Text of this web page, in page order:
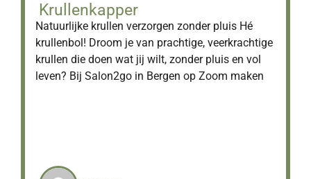
Krullenkapper
Natuurlijke krullen verzorgen zonder pluis Hé
krullenbol! Droom je van prachtige, veerkrachtige
krullen die doen wat jij wilt, zonder pluis en vol
leven? Bij Salon2go in Bergen op Zoom maken